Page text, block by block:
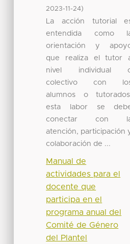
2023-11-24)
La acción tutorial
entendida como
orientación y
que realiza el tutor
nivel individual
colectivo con
alumnos o
esta labor se
conectar con
atención, participación
colaboración de ...
Manual de
actividades para el
docente que
participa en el
programa anual del
Comité de Género
del Plantel